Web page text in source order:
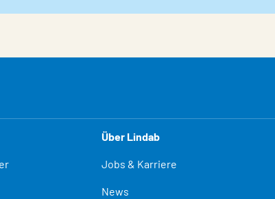
Über Lindab
Jobs & Karriere
News